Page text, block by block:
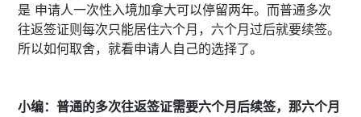
是 申请人一次性入境加拿大可以停留两年。而普通多次
往返签证则每次只能居住六个月，六个月过后就要续签。
所以如何取舍，就看申请人自己的选择了。
小编：普通的多次往返签证需要六个月后续签，那六个月